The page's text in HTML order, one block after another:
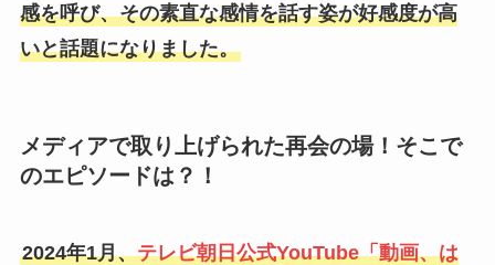
感を呼び、その素直な感情を話す姿が好感度が高
いと話題になりました。
メディアで取り上げられた再会の場！そこで
のエピソードは？！
2024年1月、テレビ朝日公式YouTube「動画、は